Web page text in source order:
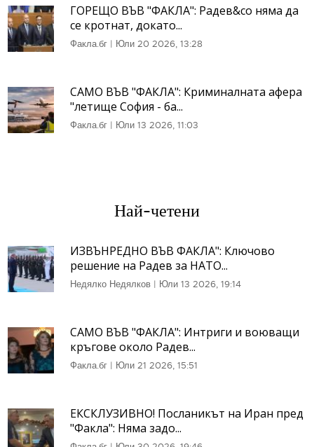
ГОРЕЩО ВЪВ "ФАКЛА": Радев&co няма да
се кротнат, докато...
Факла.бг | Юли 20 2026, 13:28
САМО ВЪВ "ФАКЛА": Криминалната афера
"летище София - ба...
Факла.бг | Юли 13 2026, 11:03
Най-четени
ИЗВЪНРЕДНО ВЪВ ФАКЛА": Ключово
решение на Радев за НАТО...
Недялко Недялков | Юли 13 2026, 19:14
САМО ВЪВ "ФАКЛА": Интриги и воюващи
кръгове около Радев...
Факла.бг | Юли 21 2026, 15:51
ЕКСКЛУЗИВНО! Посланикът на Иран пред
"Факла": Няма задо...